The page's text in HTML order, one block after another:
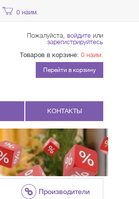
0 наим.
Пожалуйста, войдите или
зарегистрируйтесь
Товаров в корзине: 0 наим.
Перейти в корзину
КОНТАКТЫ
Производители